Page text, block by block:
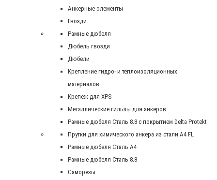
Анкерные элементы
Гвозди
Рамные дюбеля
Дюбель гвозди
Дюбели
Крепление гидро- и теплоизоляционных
материалов
Крепеж для XPS
Металлические гильзы для анкеров
Рамные дюбеля Сталь 8.8 с покрытием Delta Protekt
Прутки для химического анкера из стали А4 FL
Рамные дюбеля Сталь A4
Рамные дюбеля Сталь 8.8
Саморезы